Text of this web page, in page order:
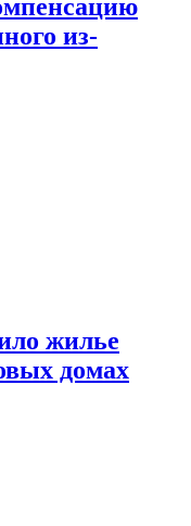
из-
жилье
домах